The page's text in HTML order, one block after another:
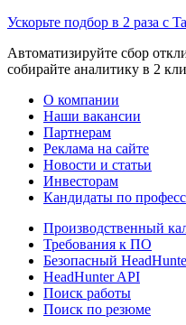
Ускорьте подбор в 2 раза с
Автоматизируйте сбор
собирайте аналитику в 2
О компании
Наши вакансии
Партнерам
Реклама на сайте
Новости и статьи
Инвесторам
Кандидаты по
Производственный
Требования к ПО
Безопасный
HeadHunter API
Поиск работы
Поиск по резюме